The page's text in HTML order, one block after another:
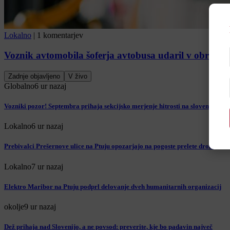
Lokalno 1 komentarjev
Voznik avtomobila šoferja avtobusa udaril v obraz
Zadnje objavljeno V živo
Globalno6 ur nazaj
Vozniki pozor! Septembra prihaja sekcijsko merjenje hitrosti na slovenskih
Lokalno6 ur nazaj
Prebivalci Prešernove ulice na Ptuju opozarjajo na pogoste prelete drona:
Lokalno7 ur nazaj
Elektro Maribor na Ptuju podprl delovanje dveh humanitarnih organizacij
okolje9 ur nazaj
Dež prihaja nad Slovenijo, a ne povsod: preverite, kje bo padavin največ